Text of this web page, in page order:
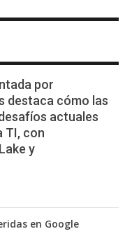
por
destaca cómo las
actuales
TI, con
y
en Google